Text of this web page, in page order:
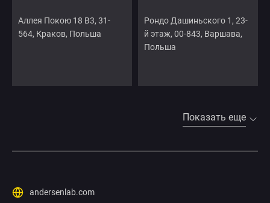
Аллея Покою 18 B3, 31-
564, Краков, Польша
Рондо Дашиньского 1, 23-
й этаж, 00-843, Варшава,
Польша
Показать еще
andersenlab.com